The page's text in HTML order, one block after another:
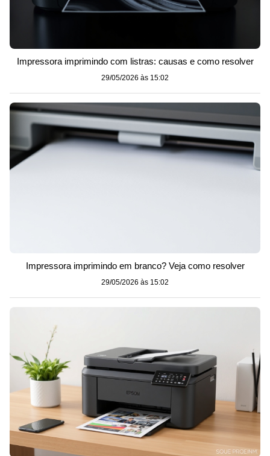
Impressora imprimindo com listras: causas e como resolver
29/05/2026 às 15:02
Impressora imprimindo em branco? Veja como resolver
29/05/2026 às 15:02